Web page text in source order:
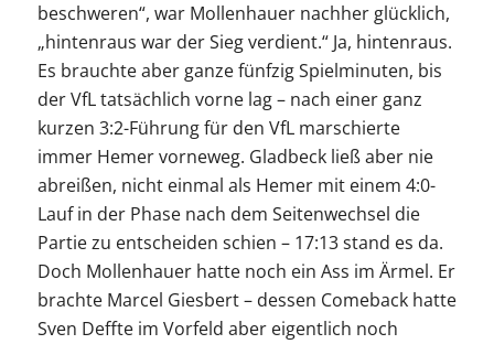
beschweren“, war Mollenhauer nachher glücklich,
„hintenraus war der Sieg verdient.“ Ja, hintenraus.
Es brauchte aber ganze fünfzig Spielminuten, bis
der VfL tatsächlich vorne lag – nach einer ganz
kurzen 3:2-Führung für den VfL marschierte
immer Hemer vorneweg. Gladbeck ließ aber nie
abreißen, nicht einmal als Hemer mit einem 4:0-
Lauf in der Phase nach dem Seitenwechsel die
Partie zu entscheiden schien – 17:13 stand es da.
Doch Mollenhauer hatte noch ein Ass im Ärmel. Er
brachte Marcel Giesbert – dessen Comeback hatte
Sven Deffte im Vorfeld aber eigentlich noch